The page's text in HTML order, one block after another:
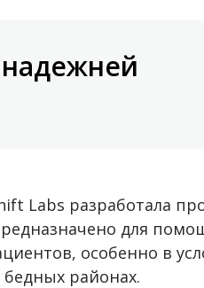
Labs разработала
для
особенно в
районах.